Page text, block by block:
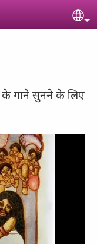
के गाने सुनने के लिए